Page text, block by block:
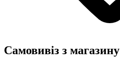
Самовивіз з магазину